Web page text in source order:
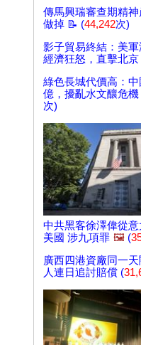
傳馬興瑞審查期精神
做掉 📝 (44,242次)
影子貿易終結：美
經濟狂怒，直擊北京
綠色長城代價高：
億，擾亂水文釀危機
次)
中共黑客徐澤偉從
美國 涉九項罪 🖼️ (
廣西四港資廠同一
人連日追討賠償 (